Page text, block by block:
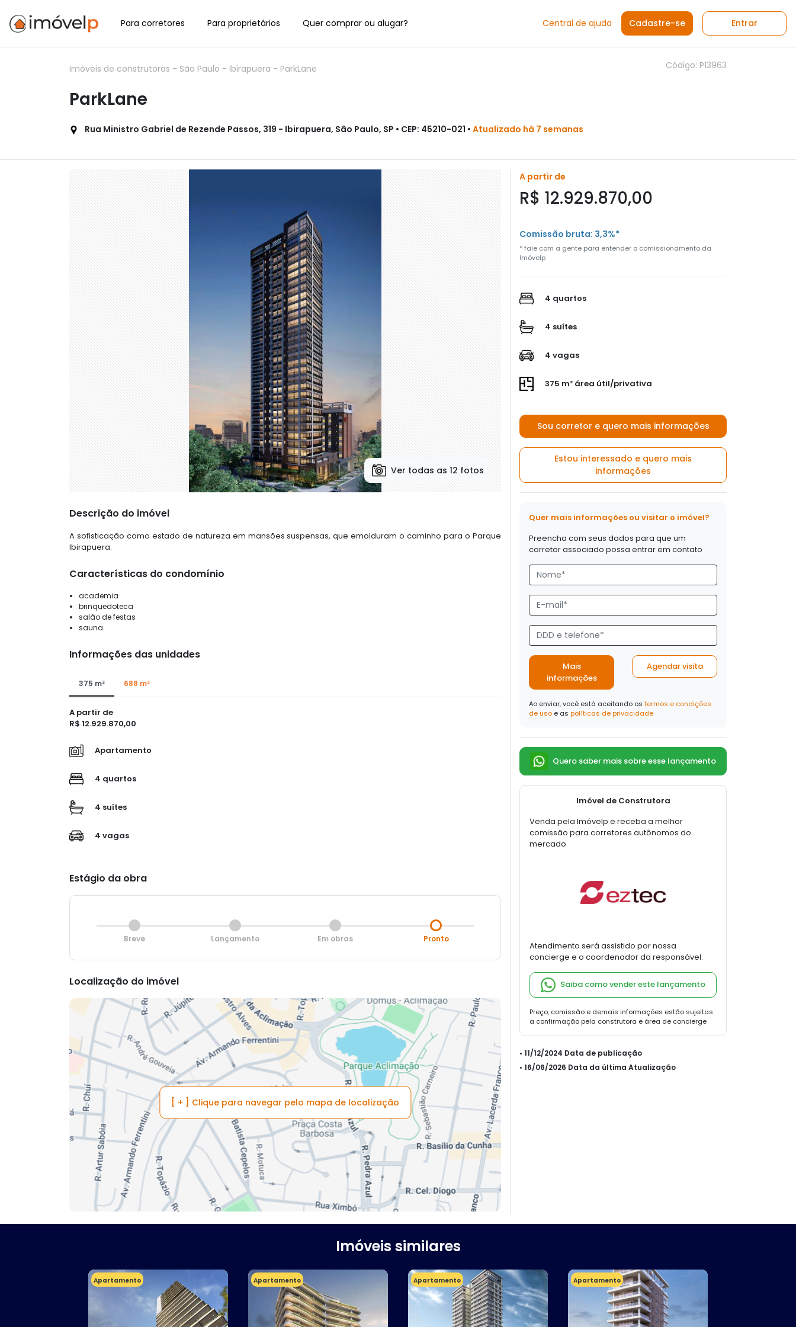
Para corretores Para proprietários Quer comprar ou alugar? Central de ajuda Cadastre-se Entrar
Imóveis de construtoras - São Paulo - Ibirapuera - ParkLane Código: P13963
ParkLane
Rua Ministro Gabriel de Rezende Passos, 319 - Ibirapuera, São Paulo, SP • CEP: 45210-021 • Atualizado há 7 semanas
Ver todas as 12 fotos
Descrição do imóvel
A sofisticação como estado de natureza em mansões suspensas, que emolduram o caminho para o Parque
Ibirapuera.
Características do condomínio
academia
brinquedoteca
salão de festas
sauna
Informações das unidades
375 m² 688 m²
A partir de
R$ 12.929.870,00
Apartamento
4 quartos
4 suítes
4 vagas
Estágio da obra
Breve Lançamento Em obras Pronto
Localização do imóvel
[ + ] Clique para navegar pelo mapa de localização
A partir de
R$ 12.929.870,00
Comissão bruta: 3,3%*
* fale com a gente para entender o comissionamento da
Imóvelp
4 quartos
4 suítes
4 vagas
375 m² área útil/privativa
Sou corretor e quero mais informações
Estou interessado e quero mais
informações
Quer mais informações ou visitar o imóvel?
Preencha com seus dados para que um
corretor associado possa entrar em contato
Mais
informações
Agendar visita
Ao enviar, você está aceitando os termos e condições
de uso e as políticas de privacidade
Quero saber mais sobre esse lançamento
Imóvel de Construtora
Venda pela Imóvelp e receba a melhor
comissão para corretores autônomos do
mercado
Atendimento será assistido por nossa
concierge e o coordenador da responsável.
Saiba como vender este lançamento
Preço, comissão e demais informações estão sujeitas
a confirmação pela construtora e área de concierge
• 11/12/2024 Data de publicação
• 16/06/2026 Data da última Atualização
Imóveis similares
Apartamento Apartamento Apartamento Apartamento